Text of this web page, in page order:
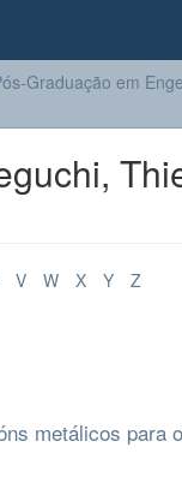
Graduação em
V W X Y Z
metálicos para